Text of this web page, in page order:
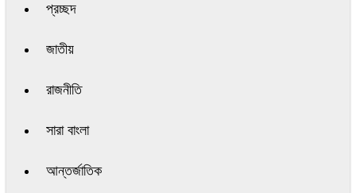
প্রচ্ছদ
জাতীয়
রাজনীতি
সারা বাংলা
আন্তর্জাতিক